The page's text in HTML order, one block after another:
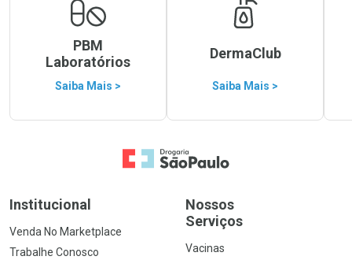
PBM
Laboratórios
Saiba Mais >
DermaClub
Saiba Mais >
Ir para a Home
Institucional
Venda No Marketplace
Trabalhe Conosco
Nossos
Serviços
Vacinas